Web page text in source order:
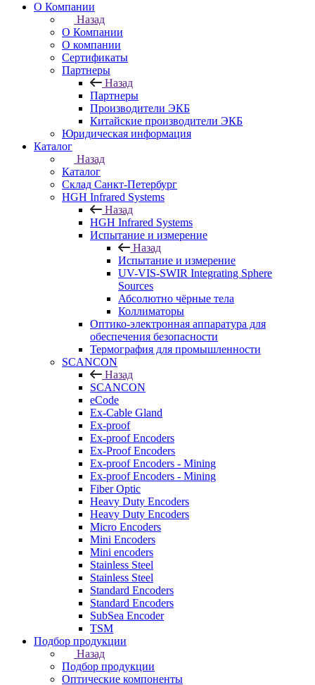
О Компании
Назад
О Компании
О компании
Сертификаты
Партнеры
Назад
Партнеры
Производители ЭКБ
Китайские производители ЭКБ
Юридическая информация
Каталог
Назад
Каталог
Cклад Санкт-Петербург
HGH Infrared Systems
Назад
HGH Infrared Systems
Испытание и измерение
Назад
Испытание и измерение
UV-VIS-SWIR Integrating Sphere
Sources
Абсолютно чёрные тела
Коллиматоры
Оптико-электронная аппаратура для
обеспечения безопасности
Термография для промышленности
SCANCON
Назад
SCANCON
eCode
Ex-Cable Gland
Ex-proof
Ex-proof Encoders
Ex-Proof Encoders
Ex-proof Encoders - Mining
Ex-proof Encoders - Mining
Fiber Optic
Heavy Duty Encoders
Heavy Duty Encoders
Micro Encoders
Mini Encoders
Mini encoders
Stainless Steel
Stainless Steel
Standard Encoders
Standard Encoders
SubSea Encoder
TSM
Подбор продукции
Назад
Подбор продукции
Оптические компоненты